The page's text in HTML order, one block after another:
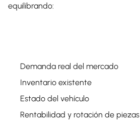
equilibrando:
Demanda real del mercado
Inventario existente
Estado del vehículo
Rentabilidad y rotación de piezas